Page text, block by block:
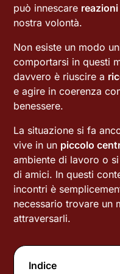
può innescare
nostra volontà.
Non esiste un modo
comportarsi in questi
davvero è riuscire a
e agire in coerenza
benessere.
La situazione si fa
vive in un piccolo
ambiente di lavoro o
di amici. In questi
incontri è
necessario trovare un
attraversarli.
Indice